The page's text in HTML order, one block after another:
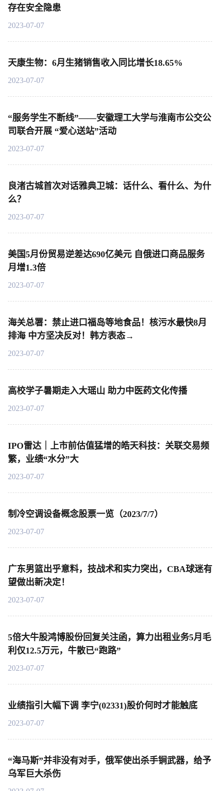
存在安全隐患
2023-07-07
天康生物：6月生猪销售收入同比增长18.65%
2023-07-07
“服务学生不断线”——安徽理工大学与淮南市公交公
司联合开展 “爱心送站”活动
2023-07-07
良渚古城首次对话雅典卫城：话什么、看什么、为什
么？
2023-07-07
美国5月份贸易逆差达690亿美元 自俄进口商品服务
月增1.3倍
2023-07-07
海关总署：禁止进口福岛等地食品！核污水最快8月
排海 中方坚决反对！韩方表态→
2023-07-07
高校学子暑期走入大瑶山 助力中医药文化传播
2023-07-07
IPO雷达｜上市前估值猛增的皓天科技：关联交易频
繁，业绩“水分”大
2023-07-07
制冷空调设备概念股票一览（2023/7/7）
2023-07-07
广东男篮出乎意料，技战术和实力突出，CBA球迷有
望做出新决定！
2023-07-07
5倍大牛股鸿博股份回复关注函，算力出租业务5月毛
利仅12.5万元，牛散已“跑路”
2023-07-07
业绩指引大幅下调 李宁(02331)股价何时才能触底
2023-07-07
“海马斯”并非没有对手，俄军使出杀手锏武器，给予
乌军巨大杀伤